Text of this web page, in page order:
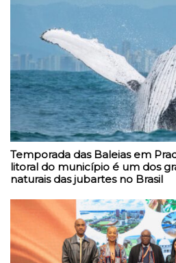
Temporada das Baleias em
litoral do município é um dos
naturais das jubartes no Brasil